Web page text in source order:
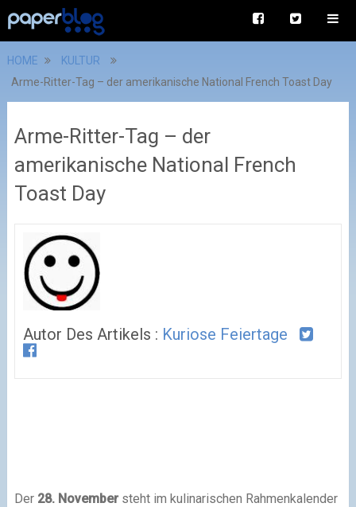
HOME
KULTUR
Arme-Ritter-Tag – der amerikanische National French Toast Day
Arme-Ritter-Tag – der
amerikanische National French
Toast Day
Autor Des Artikels : Kuriose Feiertage
Der 28. Novembersteht im kulinarischen Rahmenkalender